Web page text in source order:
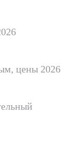
цены 2026